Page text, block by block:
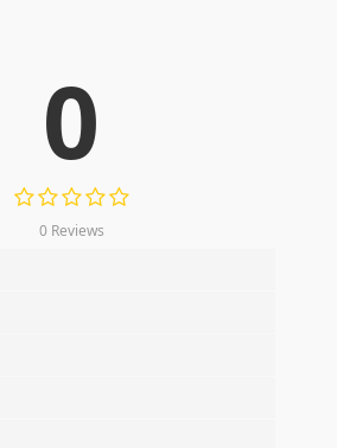
0
0 Reviews